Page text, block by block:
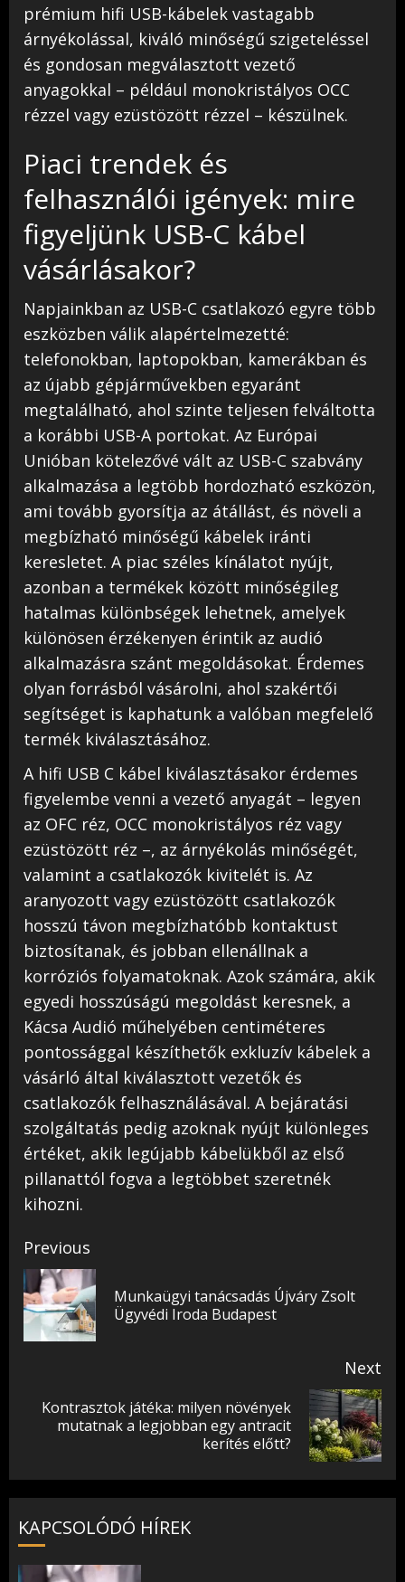
prémium hifi USB-kábelek vastagabb
árnyékolással, kiváló minőségű szigeteléssel
és gondosan megválasztott vezető
anyagokkal – például monokristályos OCC
rézzel vagy ezüstözött rézzel – készülnek.
Piaci trendek és
felhasználói igények: mire
figyeljünk USB-C kábel
vásárlásakor?
Napjainkban az USB-C csatlakozó egyre több
eszközben válik alapértelmezetté:
telefonokban, laptopokban, kamerákban és
az újabb gépjárművekben egyaránt
megtalálható, ahol szinte teljesen felváltotta
a korábbi USB-A portokat. Az Európai
Unióban kötelezővé vált az USB-C szabvány
alkalmazása a legtöbb hordozható eszközön,
ami tovább gyorsítja az átállást, és növeli a
megbízható minőségű kábelek iránti
keresletet. A piac széles kínálatot nyújt,
azonban a termékek között minőségileg
hatalmas különbségek lehetnek, amelyek
különösen érzékenyen érintik az audió
alkalmazásra szánt megoldásokat. Érdemes
olyan forrásból vásárolni, ahol szakértői
segítséget is kaphatunk a valóban megfelelő
termék kiválasztásához.
A hifi USB C kábel kiválasztásakor érdemes
figyelembe venni a vezető anyagát – legyen
az OFC réz, OCC monokristályos réz vagy
ezüstözött réz –, az árnyékolás minőségét,
valamint a csatlakozók kivitelét is. Az
aranyozott vagy ezüstözött csatlakozók
hosszú távon megbízhatóbb kontaktust
biztosítanak, és jobban ellenállnak a
korróziós folyamatoknak. Azok számára, akik
egyedi hosszúságú megoldást keresnek, a
Kácsa Audió műhelyében centiméteres
pontossággal készíthetők exkluzív kábelek a
vásárló által kiválasztott vezetők és
csatlakozók felhasználásával. A bejáratási
szolgáltatás pedig azoknak nyújt különleges
értéket, akik legújabb kábelükből az első
pillanattól fogva a legtöbbet szeretnék
kihozni.
Post
navigation
Previous
Munkaügyi tanácsadás Újváry Zsolt
Ügyvédi Iroda Budapest
Next
Next
Kontrasztok játéka: milyen növények
mutatnak a legjobban egy antracit
kerítés előtt?
KAPCSOLÓDÓ HÍREK